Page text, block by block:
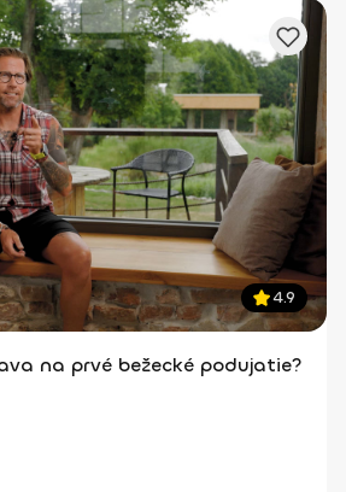
4.9
na prvé bežecké podujatie?